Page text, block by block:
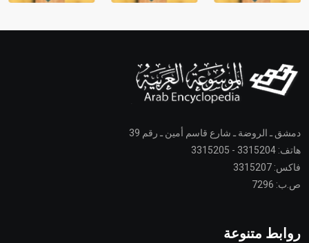
دمشق ـ الروضة ـ شارع قاسم أمين ـ رقم 39
هاتف: 3315204 - 3315205
فاكس: 3315207
ص.ب: 7296
روابط متنوعة